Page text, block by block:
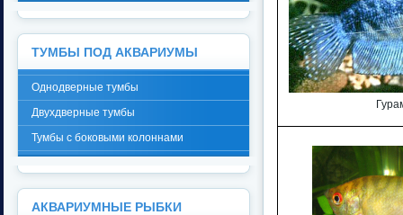
ТУМБЫ ПОД АКВАРИУМЫ
Однодверные тумбы
Двухдверные тумбы
Тумбы с боковыми колоннами
АКВАРИУМНЫЕ РЫБКИ